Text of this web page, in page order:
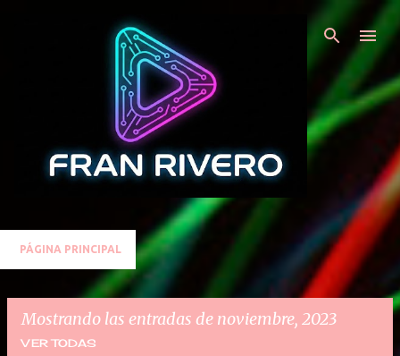
Ir al contenido principal
PÁGINA PRINCIPAL
Mostrando las entradas de noviembre, 2023
VER TODAS